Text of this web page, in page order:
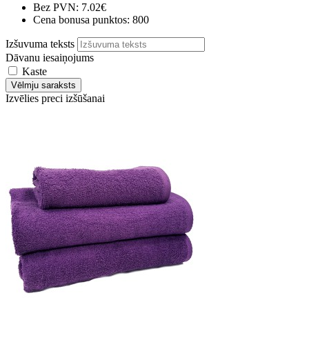
Bez PVN: 7.02€
Cena bonusa punktos: 800
Izšuvuma teksts
Dāvanu iesaiņojums
Kaste
Vēlmju saraksts
Izvēlies preci izšūšanai